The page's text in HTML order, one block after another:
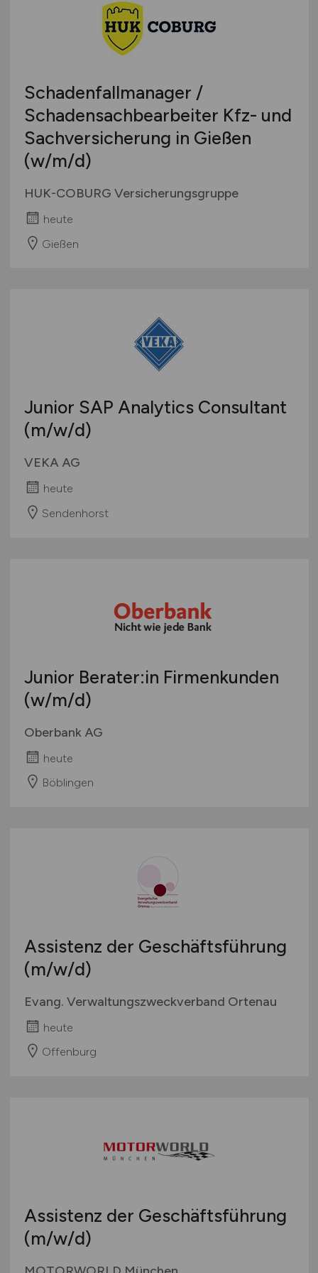
Schadenfallmanager /
Schadensachbearbeiter Kfz- und
Sachversicherung in Gießen
(w/m/d)
HUK-COBURG Versicherungsgruppe
heute
Gießen
Junior SAP Analytics Consultant
(m/w/d)
VEKA AG
heute
Sendenhorst
Junior Berater:in Firmenkunden
(w/m/d)
Oberbank AG
heute
Böblingen
Assistenz der Geschäftsführung
(m/w/d)
Evang. Verwaltungszweckverband Ortenau
heute
Offenburg
Assistenz der Geschäftsführung
(m/w/d)